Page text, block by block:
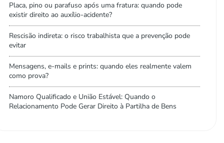
Placa, pino ou parafuso após uma fratura: quando pode
existir direito ao auxílio-acidente?
Rescisão indireta: o risco trabalhista que a prevenção pode
evitar
Mensagens, e-mails e prints: quando eles realmente valem
como prova?
Namoro Qualificado e União Estável: Quando o
Relacionamento Pode Gerar Direito à Partilha de Bens